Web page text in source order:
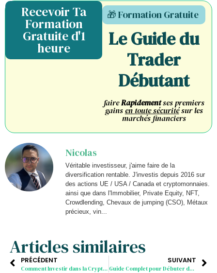
Recevoir Ta
Formation
Gratuite d'1
heure
🎁 Formation Gratuite
Le Guide du
Trader
Débutant
faireRapidementses premiers
gainsen toute sécuritésur les
marchés financiers
Nicolas
Véritable investisseur, j'aime faire de la
diversification rentable. J'investis depuis 2016 sur
des actions UE / USA / Canada et cryptomonnaies.
ainsi que dans l'Immobilier, Private Equity, NFT,
Crowdlending, Chevaux de jumping (CSO), Métaux
précieux, vin...
Articles similaires
PRÉCÉDENT
Comment Investir dans la Crypto Monnaie – Les Meilleures Pratiques pour 2025
SUIVANT
Guide Complet pour Débuter dans la Crypto monnaie en 2025 : Bitcoin, Ethereum et Plus Encore !